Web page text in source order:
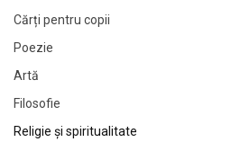
Cărți pentru copii
Poezie
Artă
Filosofie
Religie și spiritualitate